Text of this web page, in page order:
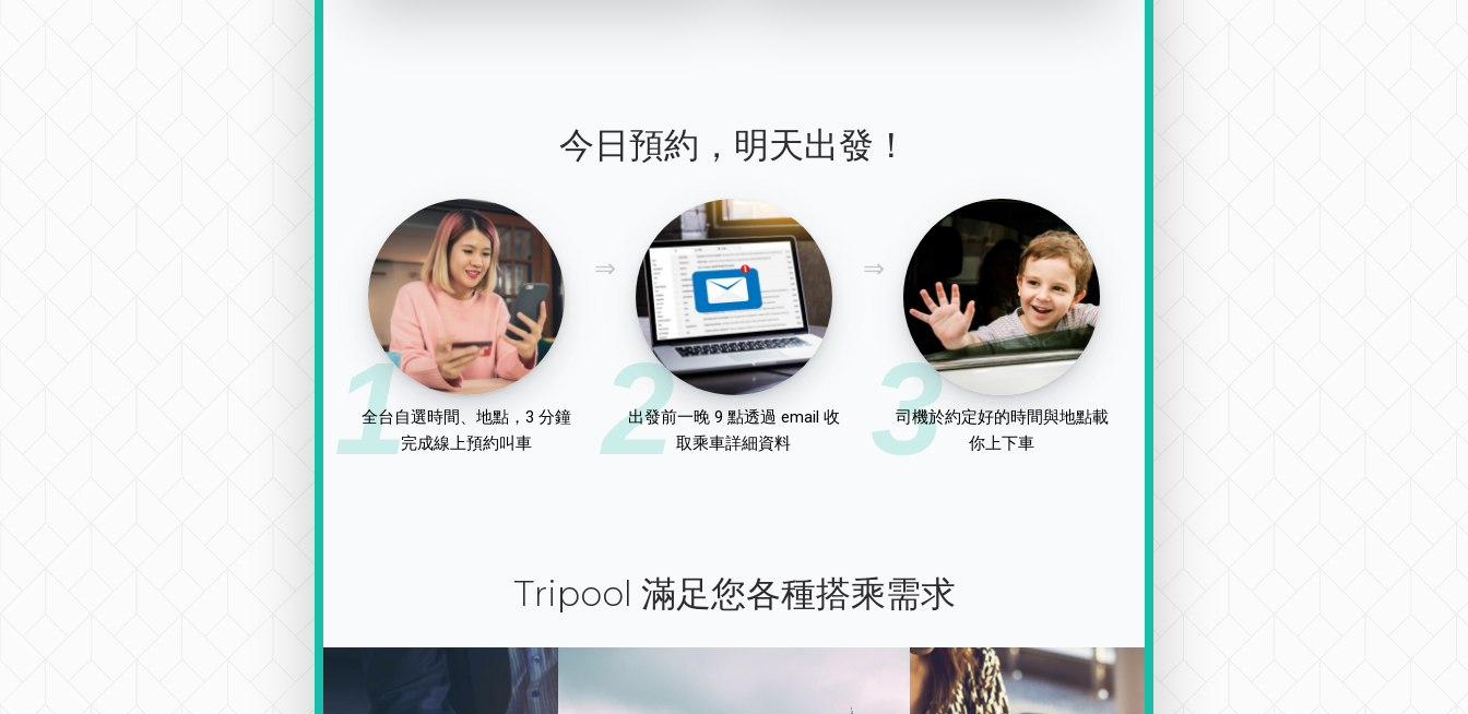
今日預約，明天出發！
1
全台自選時間、地點，3 分鐘
完成線上預約叫車
2
出發前一晚 9 點透過 email 收
取乘車詳細資料
3
司機於約定好的時間與地點載
你上下車
Tripool 滿足您各種搭乘需求